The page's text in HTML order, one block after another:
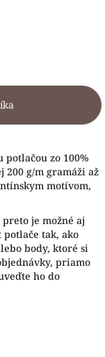
zo 100%
g/m gramáži až
motívom,
je možné aj
tak, ako
body, ktoré si
priamo
ho do